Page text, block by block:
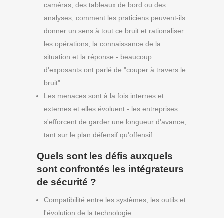
caméras, des tableaux de bord ou des
analyses, comment les praticiens peuvent-ils
donner un sens à tout ce bruit et rationaliser
les opérations, la connaissance de la
situation et la réponse - beaucoup
d'exposants ont parlé de "couper à travers le
bruit"
Les menaces sont à la fois internes et
externes et elles évoluent - les entreprises
s'efforcent de garder une longueur d'avance,
tant sur le plan défensif qu'offensif.
Quels sont les défis auxquels
sont confrontés les intégrateurs
de sécurité ?
Compatibilité entre les systèmes, les outils et
l'évolution de la technologie